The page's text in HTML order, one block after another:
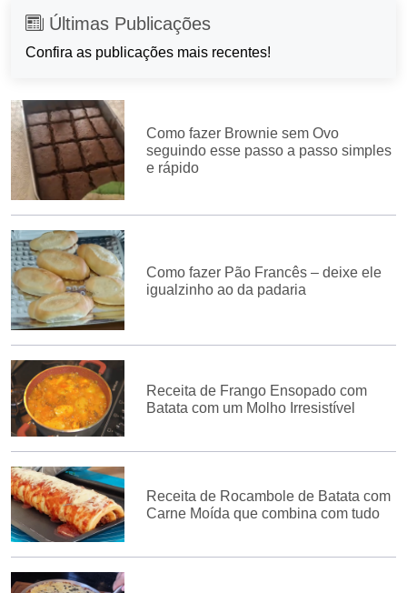
Últimas Publicações
Confira as publicações mais recentes!
Como fazer Brownie sem Ovo
seguindo esse passo a passo simples
e rápido
Como fazer Pão Francês – deixe ele
igualzinho ao da padaria
Receita de Frango Ensopado com
Batata com um Molho Irresistível
Receita de Rocambole de Batata com
Carne Moída que combina com tudo